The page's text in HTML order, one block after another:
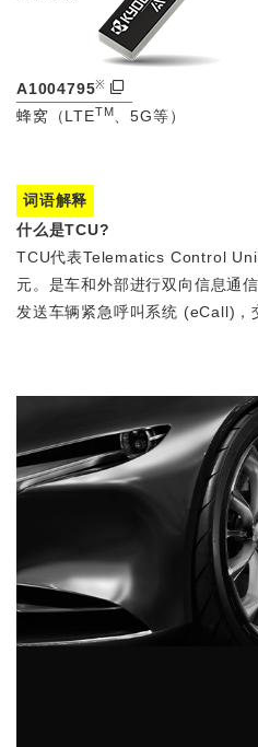
A1004795※
蜂窝（LTETM 、5G等）
词语解释
什么是TCU?
TCU代表Telematics Control
元。是车和外部进行双向信息通
发送车辆紧急呼叫系统 (eCall)，